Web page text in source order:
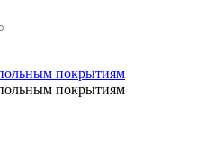
покрытиям
покрытиям